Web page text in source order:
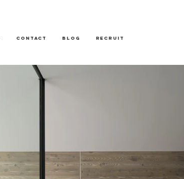
CONTACT Blog RECRUIT